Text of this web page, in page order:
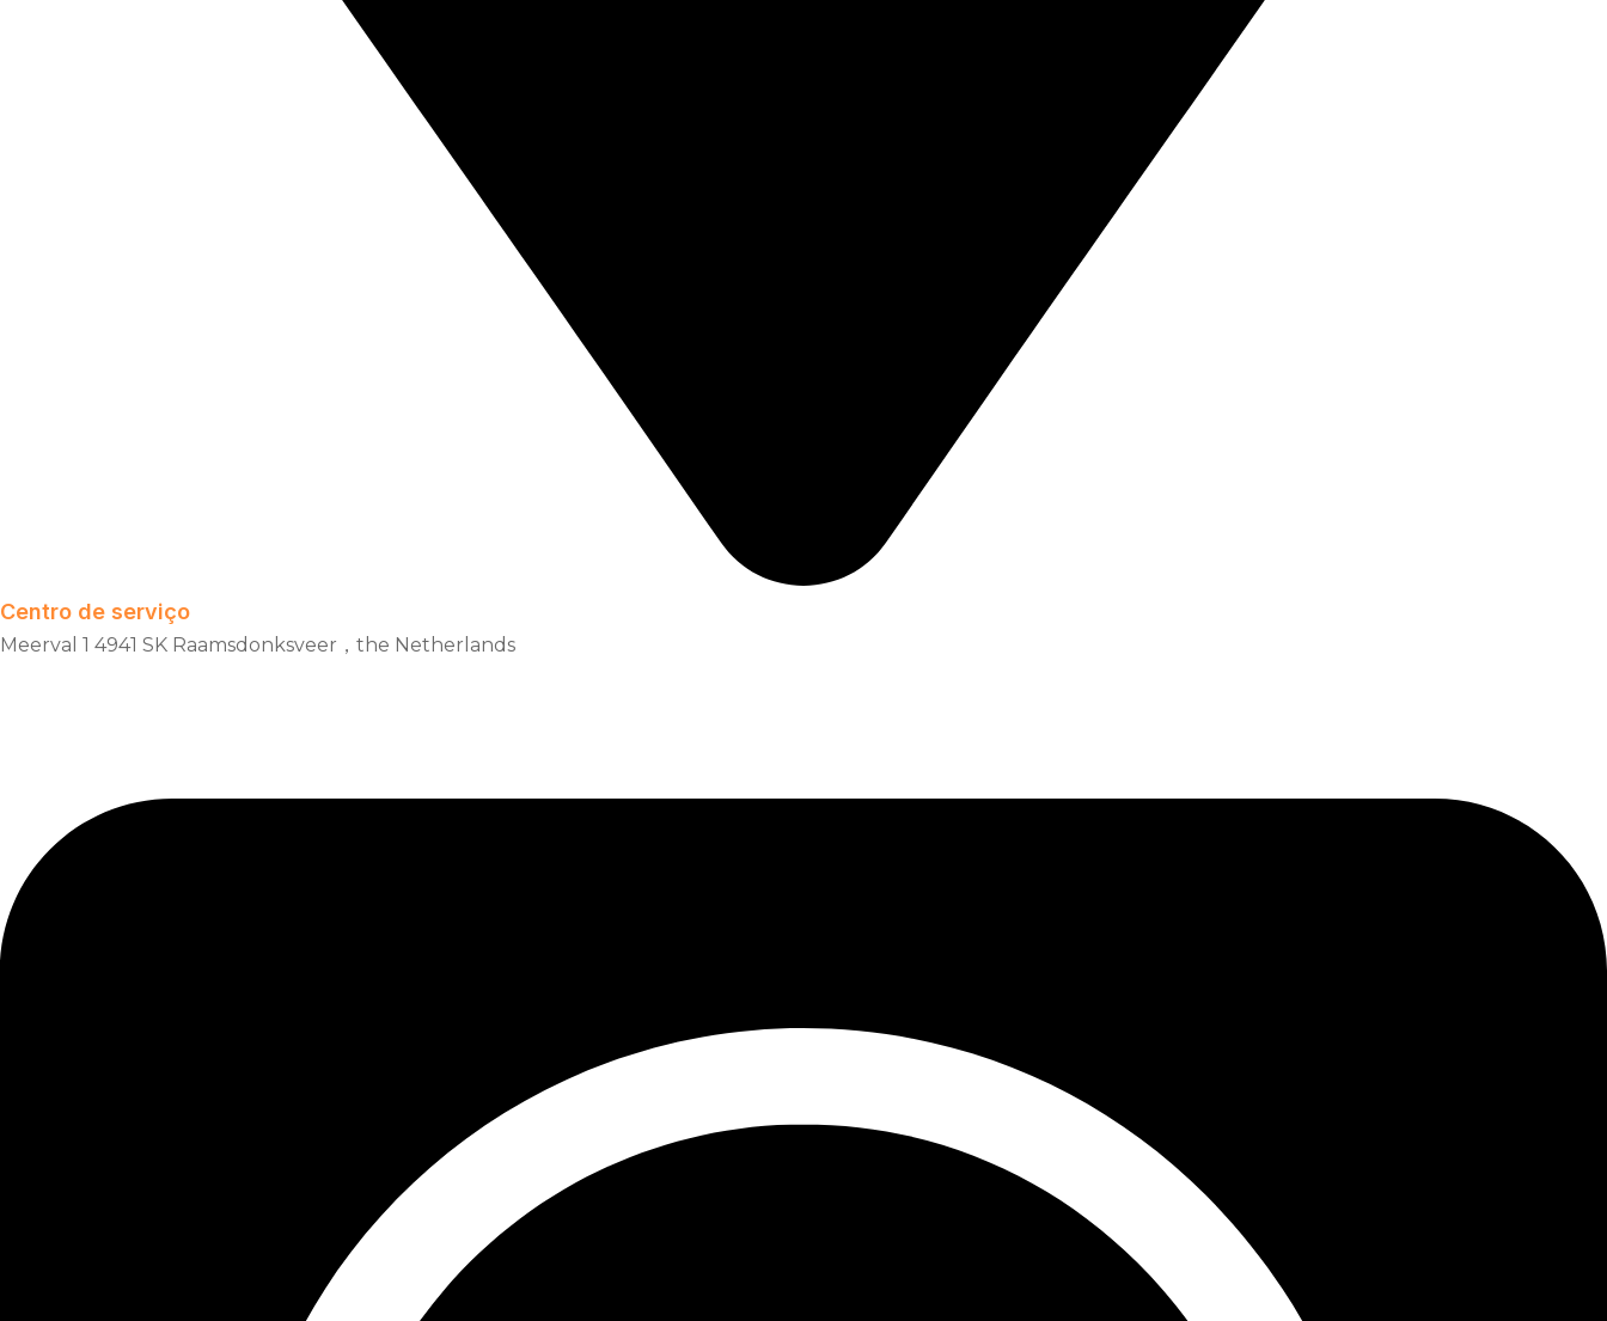
Centro de serviço
Meerval 1 4941 SK Raamsdonksveer，the Netherlands